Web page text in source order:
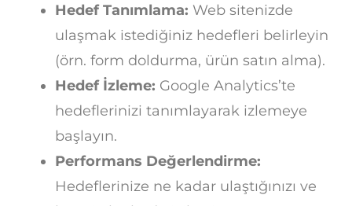
Hedef Tanımlama: Web sitenizde
ulaşmak istediğiniz hedefleri belirleyin
(örn. form doldurma, ürün satın alma).
Hedef İzleme: Google Analytics’te
hedeflerinizi tanımlayarak izlemeye
başlayın.
Performans Değerlendirme:
Hedeflerinize ne kadar ulaştığınızı ve